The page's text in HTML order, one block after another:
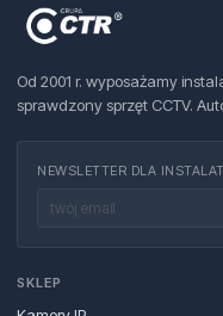
Od 2001 r. wyposażamy
sprawdzony sprzęt CCTV.
NEWSLETTER DLA
SKLEP